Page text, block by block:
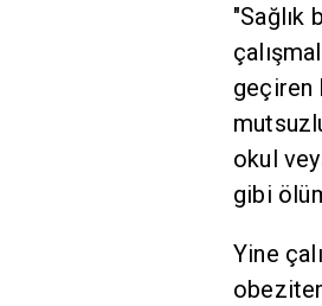
"Sağlık
geçiren
okul
gibi
Yine